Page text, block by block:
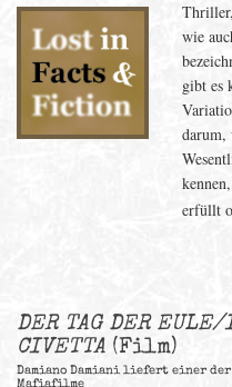
wie
gibt es
darum,
erfüllt
DER TAG DER
CIVETTA (Film)
Damiano Damiani liefert einer
Mafiafilme